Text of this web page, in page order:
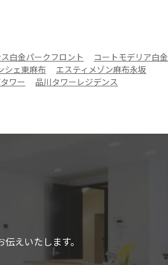
白金パークフロント
コートモデリア白金
シェ東麻布
エスティメゾン麻布永坂
ワー
品川タワーレジデンス
えいたします。